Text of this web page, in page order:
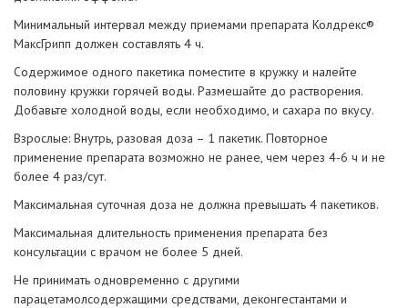
Минимальный интервал между приемами препарата Колдрекс®
МаксГрипп должен составлять 4 ч.
Содержимое одного пакетика поместите в кружку и налейте
половину кружки горячей воды. Размешайте до растворения.
Добавьте холодной воды, если необходимо, и сахара по вкусу.
Взрослые: Внутрь, разовая доза – 1 пакетик. Повторное
применение препарата возможно не ранее, чем через 4-6 ч и не
более 4 раз/сут.
Максимальная суточная доза не должна превышать 4 пакетиков.
Максимальная длительность применения препарата без
консультации с врачом не более 5 дней.
Не принимать одновременно с другими
парацетамолсодержащими средствами, деконгестантами и